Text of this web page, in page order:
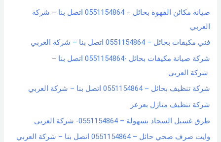
f
o
r
:
صيانة مكائن القهوة بحائل – 0551154864 اتصل بنا – شركة
العربي
فني مكيفات بحائل – 0551154864 اتصل بنا – شركة العربي
شركة صيانة مكيفات بحائل -0551154864 اتصل بنا –
شركة العربي
شركة تنظيف بحائل – 0551154864 اتصل بنا – شركة العربي
شركة تنظيف منازل بعرعر
طرق غسيل السجاد بسهولة – 0551154864- شركة العربي
وايت صرف صحي حائل – 0551154864 اتصل بنا – شركة العربي